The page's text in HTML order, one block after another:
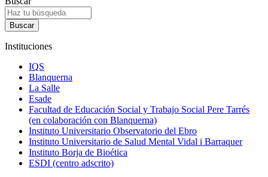
Instituciones
IQS
Blanquerna
La Salle
Esade
Facultad de Educación Social y Trabajo Social Pere Tarrés
(en colaboración con Blanquerna)
Instituto Universitario Observatorio del Ebro
Instituto Universitario de Salud Mental Vidal i Barraquer
Instituto Borja de Bioética
ESDI (centro adscrito)